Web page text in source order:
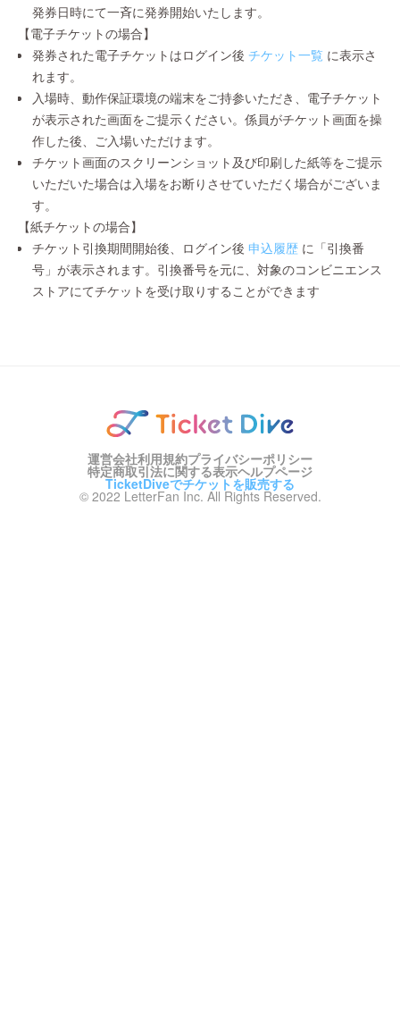
発券日時にて一斉に発券開始いたします。
【電子チケットの場合】
発券された電子チケットはログイン後 チケット一覧 に表示さ
れます。
入場時、動作保証環境の端末をご持参いただき、電子チケット
が表示された画面をご提示ください。係員がチケット画面を操
作した後、ご入場いただけます。
チケット画面のスクリーンショット及び印刷した紙等をご提示
いただいた場合は入場をお断りさせていただく場合がございま
す。
【紙チケットの場合】
チケット引換期間開始後、ログイン後 申込履歴 に「引換番
号」が表示されます。引換番号を元に、対象のコンビニエンス
ストアにてチケットを受け取りすることができます
運営会社利用規約プライバシーポリシー
特定商取引法に関する表示ヘルプページ
TicketDiveでチケットを販売する
© 2022 LetterFan Inc. All Rights Reserved.